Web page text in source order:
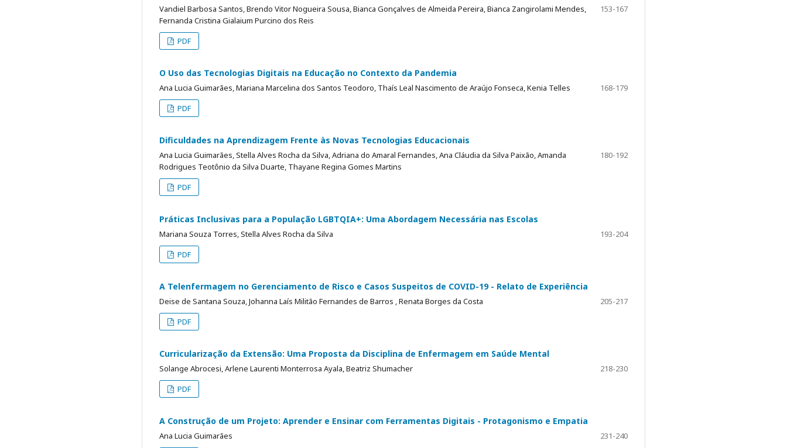
Vandiel Barbosa Santos, Brendo Vitor Nogueira Sousa, Bianca Gonçalves de Almeida Pereira, Bianca Zangirolami Mendes,
Fernanda Cristina Gialaium Purcino dos Reis
153-167
PDF
O Uso das Tecnologias Digitais na Educação no Contexto da Pandemia
Ana Lucia Guimarães, Mariana Marcelina dos Santos Teodoro, Thaís Leal Nascimento de Araújo Fonseca, Kenia Telles
168-179
PDF
Dificuldades na Aprendizagem Frente às Novas Tecnologias Educacionais
Ana Lucia Guimarães, Stella Alves Rocha da Silva, Adriana do Amaral Fernandes, Ana Cláudia da Silva Paixão, Amanda
Rodrigues Teotônio da Silva Duarte, Thayane Regina Gomes Martins
180-192
PDF
Práticas Inclusivas para a População LGBTQIA+: Uma Abordagem Necessária nas Escolas
Mariana Souza Torres, Stella Alves Rocha da Silva
193-204
PDF
A Telenfermagem no Gerenciamento de Risco e Casos Suspeitos de COVID-19 - Relato de Experiência
Deise de Santana Souza, Johanna Laís Militão Fernandes de Barros , Renata Borges da Costa
205-217
PDF
Curricularização da Extensão: Uma Proposta da Disciplina de Enfermagem em Saúde Mental
Solange Abrocesi, Arlene Laurenti Monterrosa Ayala, Beatriz Shumacher
218-230
PDF
A Construção de um Projeto: Aprender e Ensinar com Ferramentas Digitais - Protagonismo e Empatia
Ana Lucia Guimarães
231-240